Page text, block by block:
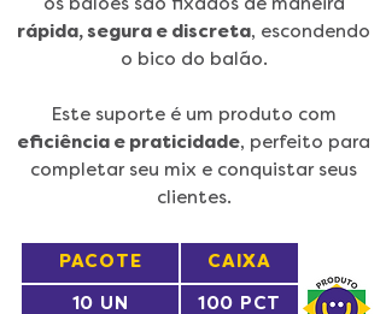
os balões são fixados de maneira
rápida, segura e discreta, escondendo
o bico do balão.
Este suporte é um produto com
eficiência e praticidade, perfeito para
completar seu mix e conquistar seus
clientes.
PACOTE CAIXA
10 UN 100 PCT